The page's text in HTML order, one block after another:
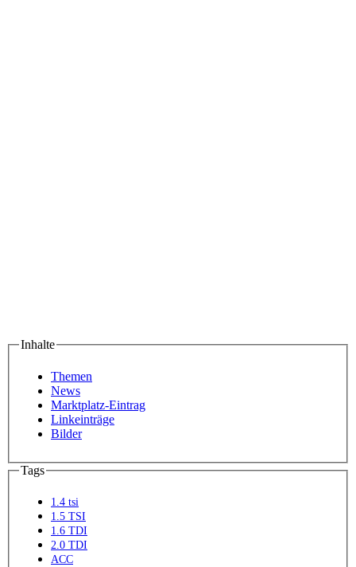
Inhalte
Themen
News
Marktplatz-Eintrag
Linkeinträge
Bilder
Tags
1.4 tsi
1.5 TSI
1.6 TDI
2.0 TDI
ACC